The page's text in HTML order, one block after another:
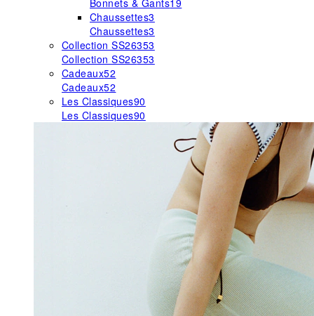
Bonnets & Gants19
Chaussettes3
Chaussettes3
Collection SS26353
Collection SS26353
Cadeaux52
Cadeaux52
Les Classiques90
Les Classiques90